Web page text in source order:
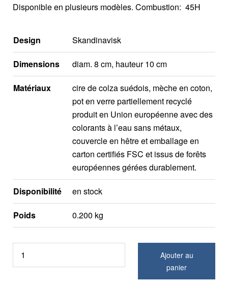
Disponible en plusieurs modèles. Combustion: 45H
Design Skandinavisk
Dimensions diam. 8 cm, hauteur 10 cm
Matériaux
cire de colza suédois, mèche en coton,
pot en verre partiellement recyclé
produit en Union européenne avec des
colorants à l’eau sans métaux,
couvercle en hêtre et emballage en
carton certifiés FSC et issus de forêts
européennes gérées durablement.
Disponibilité en stock
Poids 0.200 kg
Ajouter au
panier